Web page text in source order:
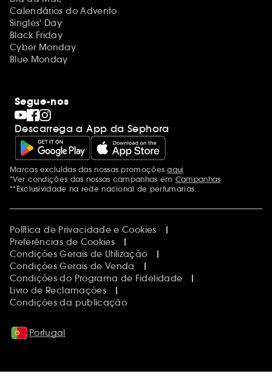
Calendários do Advento
Singles' Day
Black Friday
Cyber Monday
Blue Monday
Segue-nos
Descarrega a App da Sephora
Menções adicionais
Marcas excluídas das nossas promoçõesaqui
*Ver condições das nossas campanhas em Campanhas
**Exclusividade na rede nacional de perfumarias.
Política de Privacidade e Cookies
Preferências de Cookies
Condições Gerais de Utilização
Condições Gerais de Venda
Condições do Programa de Fidelidade
Livro de Reclamações
Condições da publicação
Portugal